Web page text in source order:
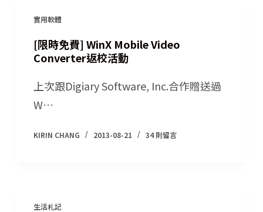
實用軟體
[限時免費] WinX Mobile Video
Converter返校活動
上次跟Digiary Software, Inc.合作贈送過
W…
KIRIN CHANG 2013-08-21 34 則留言
生活札記